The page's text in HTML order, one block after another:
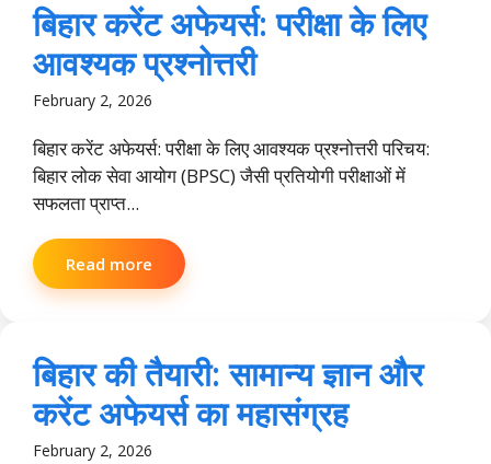
बिहार करेंट अफेयर्स: परीक्षा के लिए
आवश्यक प्रश्नोत्तरी
February 2, 2026
बिहार करेंट अफेयर्स: परीक्षा के लिए आवश्यक प्रश्नोत्तरी परिचय:
बिहार लोक सेवा आयोग (BPSC) जैसी प्रतियोगी परीक्षाओं में
सफलता प्राप्त...
Read more
बिहार की तैयारी: सामान्य ज्ञान और
करेंट अफेयर्स का महासंग्रह
February 2, 2026